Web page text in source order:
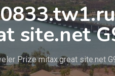
site.net
Prize mitax.great site.net